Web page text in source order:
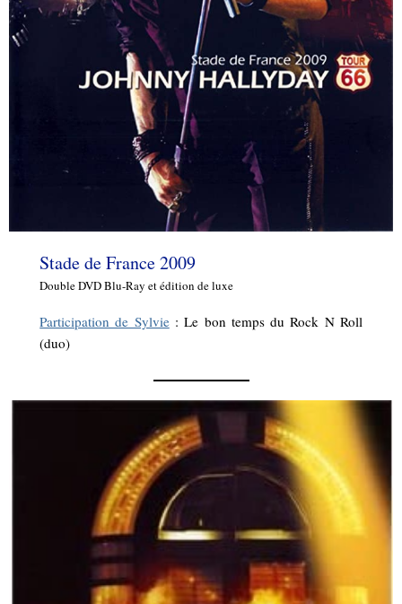
Stade de France 2009
Double DVD Blu-Ray et édition de luxe
Participation de Sylvie: Le bon temps du Rock N Roll
(duo)